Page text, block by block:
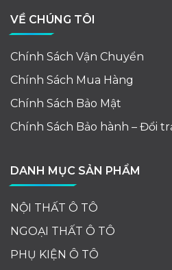
VỀ CHÚNG TÔI
Chính Sách Vận Chuyển
Chính Sách Mua Hàng
Chính Sách Bảo Mật
Chính Sách Bảo hành – Đổi
DANH MỤC SẢN PHẨM
NỘI THẤT Ô TÔ
NGOẠI THẤT Ô TÔ
PHỤ KIỆN Ô TÔ